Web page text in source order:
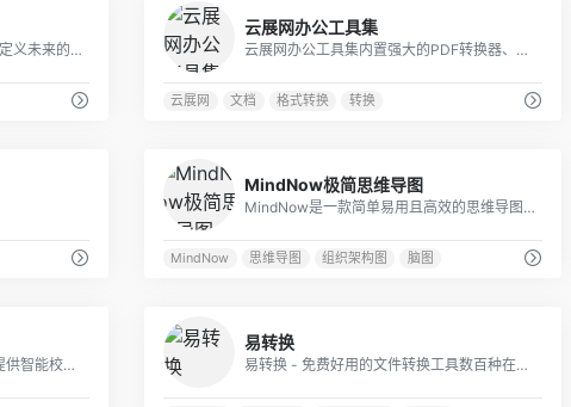
小画桌-免费在线协作白板，一起定义未来的工作方式，轻量便捷 • 在线协同 • 全终端 • 可视化
云展网办公工具集
云展网办公工具集内置强大的PDF转换器、音频工具和图片压缩拼接工具等，这些工具能在线使用，可以为用户解决PDF怎么转换成Word等难题，而且云展网办公工具集是永久免费！无广告！无限制！输出的文件没任何水印！
云展网 文档 格式转换 转换
MindNow极简思维导图
MindNow是一款简单易用且高效的思维导图软件，提供了思维导图、向右逻辑图、组织架构图、鱼骨图、括号图等十多种结构，支持多平台操作及内容同步，拥有海量精品模板可直接使用，适用于头脑风暴、思维整理、学习笔记和会议记录等多种场景使用，激发您的灵感与创意，有效提升工作和学习效率。
MindNow 思维导图 组织架构图 脑图
来自清华大学人机交互实验室，提供智能校对、网站巡检、文档比对和AI写作四大特色服务，为企事业单位的文字工作者带来高效的写作和核对体验，降低写作的难度，提高核对效率和准确率。
易转换
易转换 - 免费好用的文件转换工具数百种在线文件转换工具，行业领先的技术，简单易用，完全免费！易转换是一个免费且功能强大的在线办公和学术文档转换工具，支持PDF、Word、Excel、PPT、知网CAJ、CAD等百余种常用文档的格式转换、文件压缩、图片处理、文字识别